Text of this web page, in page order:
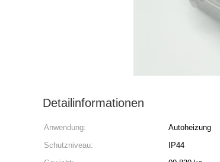
Detailinformationen
Anwendung: Autoheizung
Schutzniveau:
IP44